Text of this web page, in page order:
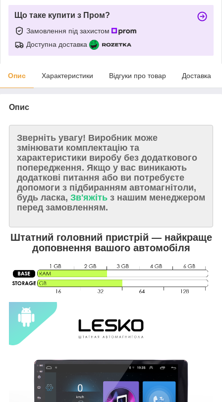
Що таке купити з Пром?
Замовлення під захистом
Доступна доставка
Опис Характеристики Відгуки про товар Доставка
Опис
Зверніть увагу! Виробник може
змінювати комплектацію та
характеристики виробу без додаткового
попередження. Якщо у вас виникають
додаткові питання або ви потребуєте
допомоги з підбиранням автомагнітоли,
будь ласка, Зв'яжіть з нашим менеджером
перед замовленням.
Штатний головний пристрій — найкраще
доповнення вашого автомобіля